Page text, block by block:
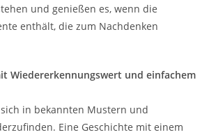
und genießen es, wenn die
enthält, die zum Nachdenken
Wiedererkennungswert und einfachem
in bekannten Mustern und
Eine Geschichte mit einem